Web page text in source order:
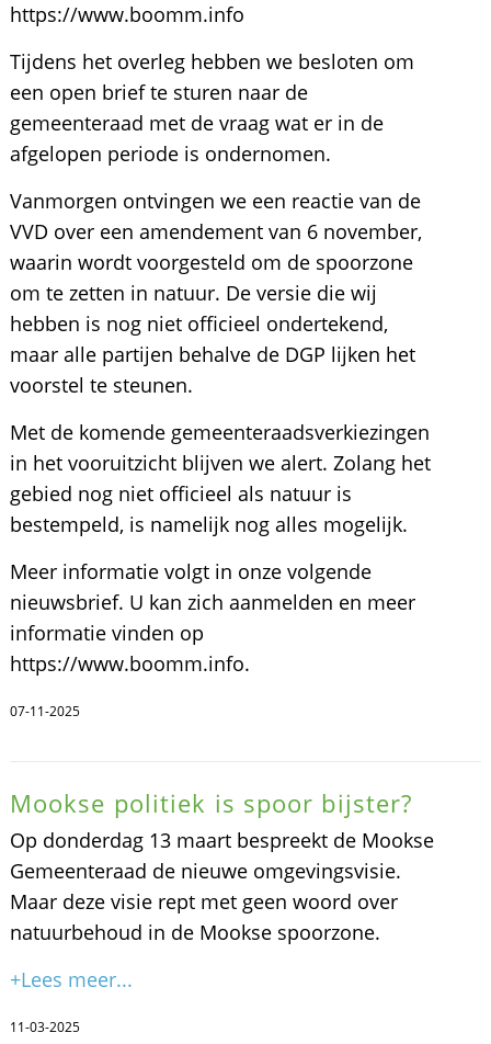
https://www.boomm.info
Tijdens het overleg hebben we besloten om
een open brief te sturen naar de
gemeenteraad met de vraag wat er in de
afgelopen periode is ondernomen.
Vanmorgen ontvingen we een reactie van de
VVD over een amendement van 6 november,
waarin wordt voorgesteld om de spoorzone
om te zetten in natuur. De versie die wij
hebben is nog niet officieel ondertekend,
maar alle partijen behalve de DGP lijken het
voorstel te steunen.
Met de komende gemeenteraadsverkiezingen
in het vooruitzicht blijven we alert. Zolang het
gebied nog niet officieel als natuur is
bestempeld, is namelijk nog alles mogelijk.
Meer informatie volgt in onze volgende
nieuwsbrief. U kan zich aanmelden en meer
informatie vinden op
https://www.boomm.info.
07-11-2025
Mookse politiek is spoor bijster?
Op donderdag 13 maart bespreekt de Mookse
Gemeenteraad de nieuwe omgevingsvisie.
Maar deze visie rept met geen woord over
natuurbehoud in de Mookse spoorzone.
+Lees meer...
11-03-2025